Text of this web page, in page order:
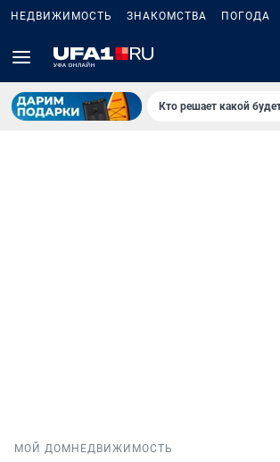
НЕДВИЖИМОСТЬ ЗНАКОМСТВА ПОГОДА
Кто решает какой
МОЙ ДОМ НЕДВИЖИМОСТЬ